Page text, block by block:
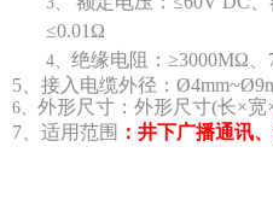
≤0.01 Ω
4、 绝缘电阻：≥3000MΩ
5 、接入电缆外径： Ø4mm~Ø
6、 外形尺寸： 外形尺寸(长×宽
7 、适用范围 ：井下广播通讯